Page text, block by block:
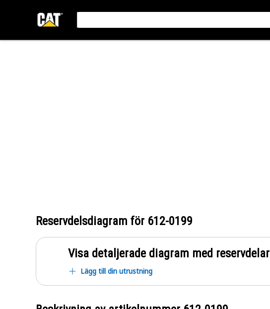
Reservdelsdiagram för 612-0199
Visa detaljerade diagram med reservdelar
Lägg till din utrustning